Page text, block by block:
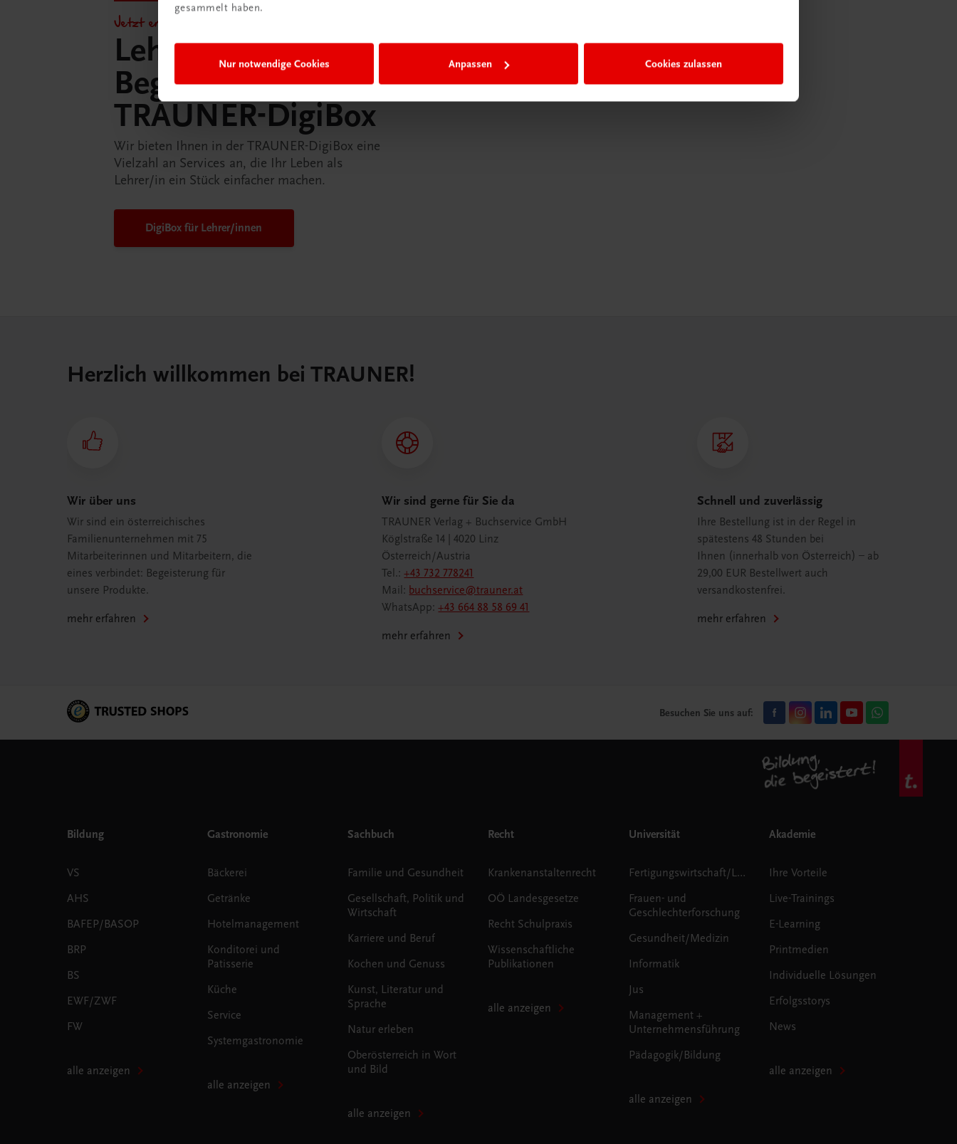
gesammelt haben.
Nur notwendige Cookies Anpassen Cookies zulassen
Jetzt entdecken!
Lehrer/innen-
Begleitpakete in der
TRAUNER-DigiBox
Wir bieten Ihnen in der TRAUNER-DigiBox eine
Vielzahl an Services an, die Ihr Leben als
Lehrer/in ein Stück einfacher machen.
DigiBox für Lehrer/innen
Herzlich willkommen bei TRAUNER!
Wir über uns
Wir sind ein österreichisches
Familienunternehmen mit 75
Mitarbeiterinnen und Mitarbeitern, die
eines verbindet: Begeisterung für
unsere Produkte.
mehr erfahren
Wir sind gerne für Sie da
TRAUNER Verlag + Buchservice GmbH
Köglstraße 14 | 4020 Linz
Österreich/Austria
Tel.:+43 732 778241
Mail: buchservice@trauner.at
WhatsApp:+43 664 88 58 69 41
mehr erfahren
Schnell und zuverlässig
Ihre Bestellung ist in der Regel in
spätestens 48 Stunden bei
Ihnen (innerhalb von Österreich) – ab
29,00 EUR Bestellwert auch
versandkostenfrei.
mehr erfahren
Besuchen Sie uns auf:
Bildung
VS
AHS
BAFEP/BASOP
BRP
BS
EWF/ZWF
FW
alle anzeigen
Gastronomie
Bäckerei
Getränke
Hotelmanagement
Konditorei und
Patisserie
Küche
Service
Systemgastronomie
alle anzeigen
Sachbuch
Familie und Gesundheit
Gesellschaft, Politik und
Wirtschaft
Karriere und Beruf
Kochen und Genuss
Kunst, Literatur und
Sprache
Natur erleben
Oberösterreich in Wort
und Bild
alle anzeigen
Recht
Krankenanstaltenrecht
OÖ Landesgesetze
Recht Schulpraxis
Wissenschaftliche
Publikationen
alle anzeigen
Universität
Fertigungswirtschaft/Logistik
Frauen- und
Geschlechterforschung
Gesundheit/Medizin
Informatik
Jus
Management +
Unternehmensführung
Pädagogik/Bildung
alle anzeigen
Akademie
Ihre Vorteile
Live-Trainings
E-Learning
Printmedien
Individuelle Lösungen
Erfolgsstorys
News
alle anzeigen